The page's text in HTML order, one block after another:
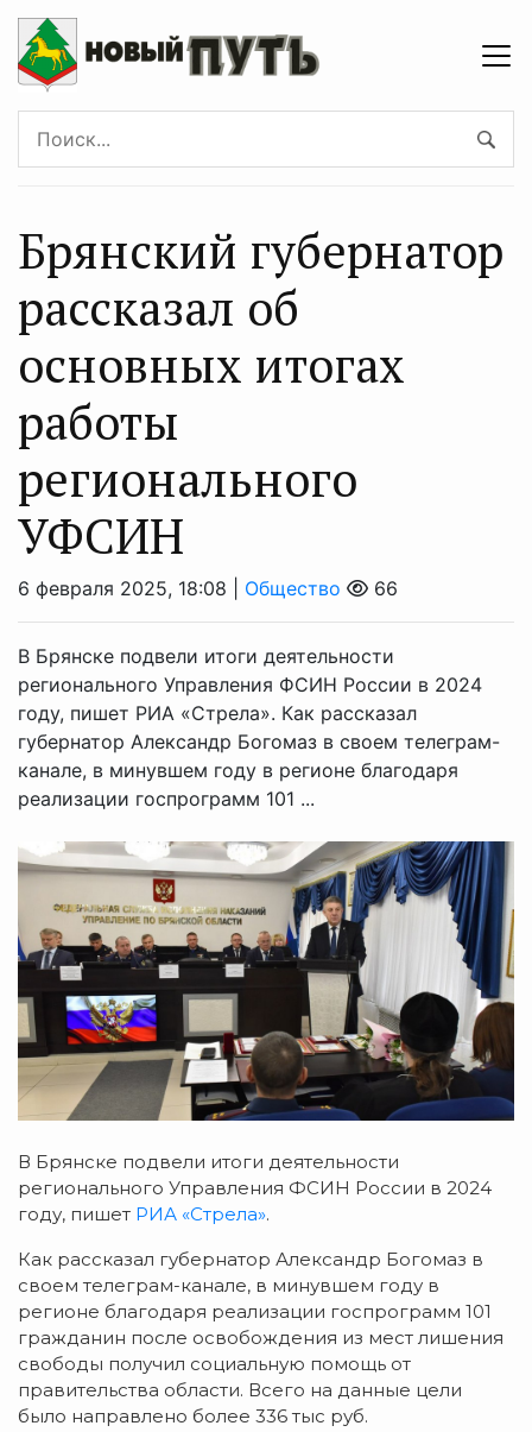
Брянский губернатор
рассказал об
основных итогах
работы
регионального
УФСИН
6 февраля 2025, 18:08 | Общество 66
В Брянске подвели итоги деятельности
регионального Управления ФСИН России в 2024
году, пишет РИА «Стрела». Как рассказал
губернатор Александр Богомаз в своем телеграм-
канале, в минувшем году в регионе благодаря
реализации госпрограмм 101 ...
В Брянске подвели итоги деятельности
регионального Управления ФСИН России в 2024
году, пишет РИА «Стрела».
Как рассказал губернатор Александр Богомаз в
своем телеграм-канале, в минувшем году в
регионе благодаря реализации госпрограмм 101
гражданин после освобождения из мест лишения
свободы получил социальную помощь от
правительства области. Всего на данные цели
было направлено более 336 тыс руб.